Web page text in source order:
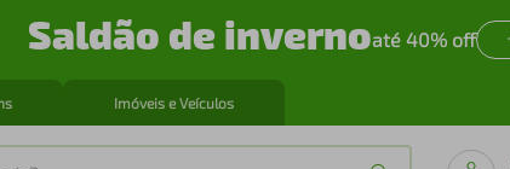
Saldão de invernoaté 40% off
Imóveis e Veículos